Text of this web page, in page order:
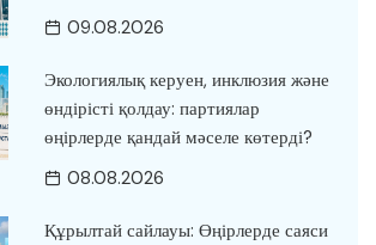
09.08.2026
Экологиялық керуен, инклюзия және
өндірісті қолдау: партиялар
өңірлерде қандай мәселе көтерді?
08.08.2026
Құрылтай сайлауы: Өңірлерде саяси